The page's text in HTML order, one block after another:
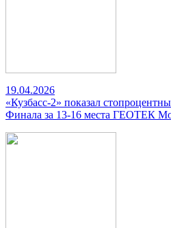
19.04.2026
«Кузбасс-2» показал
Финала за 13-16 места ГЕОТЕК